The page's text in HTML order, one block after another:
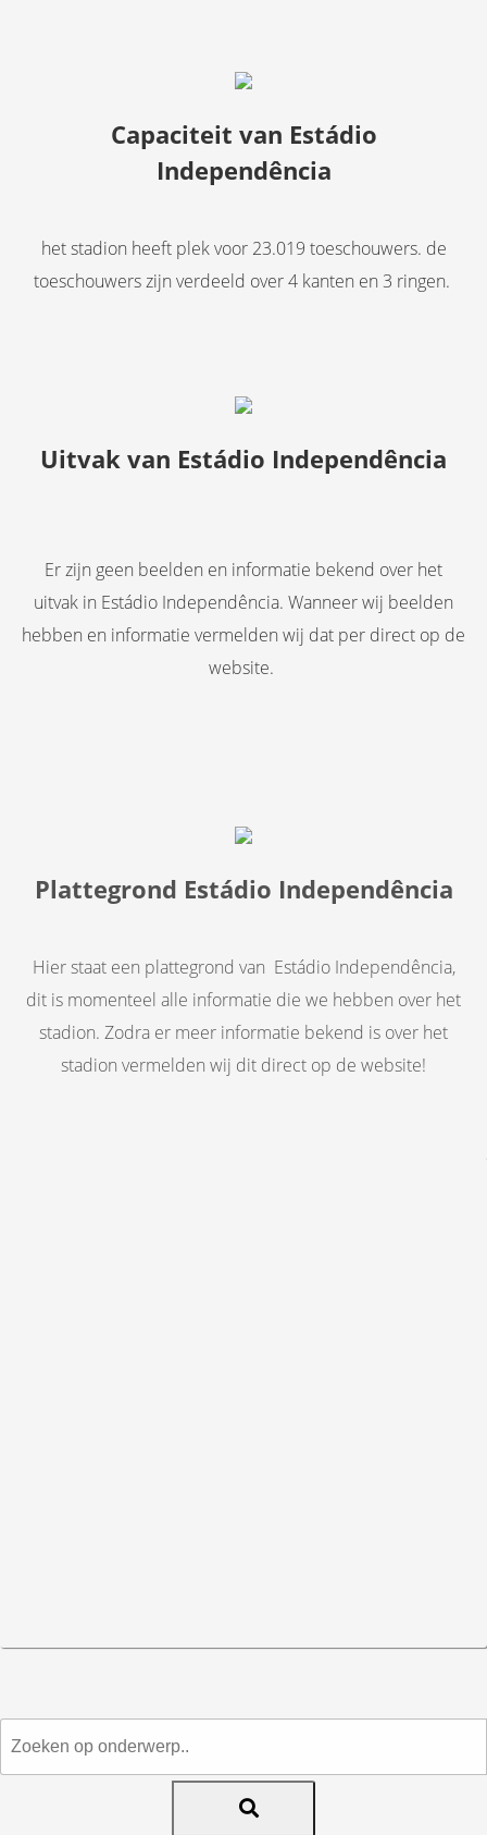
Capaciteit van Estádio
Independência
het stadion heeft plek voor 23.019 toeschouwers. de
toeschouwers zijn verdeeld over 4 kanten en 3 ringen.
Uitvak van Estádio Independência
Er zijn geen beelden en informatie bekend over het
uitvak in Estádio Independência. Wanneer wij beelden
hebben en informatie vermelden wij dat per direct op de
website.
Plattegrond Estádio Independência
Hier staat een plattegrond van Estádio Independência,
dit is momenteel alle informatie die we hebben over het
stadion. Zodra er meer informatie bekend is over het
stadion vermelden wij dit direct op de website!